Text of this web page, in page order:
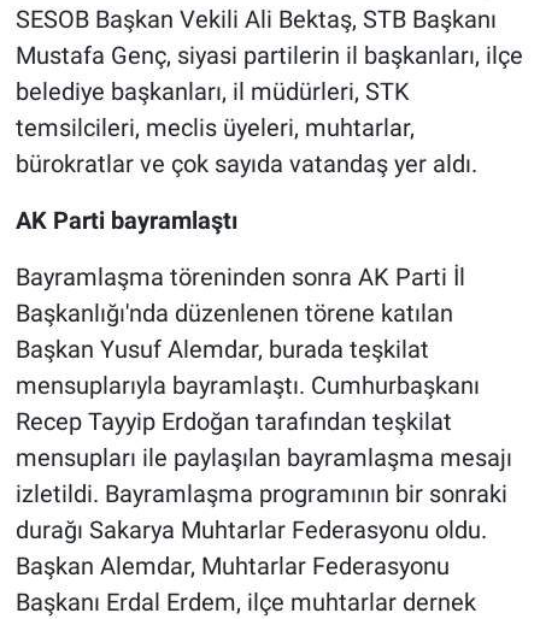
SESOB Başkan Vekili Ali Bektaş, STB Başkanı
Mustafa Genç, siyasi partilerin il başkanları, ilçe
belediye başkanları, il müdürleri, STK
temsilcileri, meclis üyeleri, muhtarlar,
bürokratlar ve çok sayıda vatandaş yer aldı.
AK Parti bayramlaştı
Bayramlaşma töreninden sonra AK Parti İl
Başkanlığı'nda düzenlenen törene katılan
Başkan Yusuf Alemdar, burada teşkilat
mensuplarıyla bayramlaştı. Cumhurbaşkanı
Recep Tayyip Erdoğan tarafından teşkilat
mensupları ile paylaşılan bayramlaşma mesajı
izletildi. Bayramlaşma programının bir sonraki
durağı Sakarya Muhtarlar Federasyonu oldu.
Başkan Alemdar, Muhtarlar Federasyonu
Başkanı Erdal Erdem, ilçe muhtarlar dernek